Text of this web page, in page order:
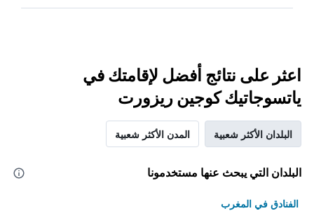
اعثر على نتائج أفضل لإقامتك في
ياتسوجاتيك كوجين ريزورت
البلدان الأكثر شعبية المدن الأكثر شعبية
البلدان التي يبحث عنها مستخدمونا
الفنادق في المغرب